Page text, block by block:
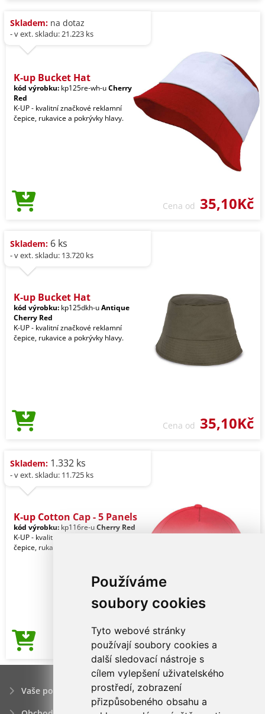
Používáme
soubory cookies
Tyto webové stránky
používají soubory cookies a
další sledovací nástroje s
cílem vylepšení uživatelského
prostředí, zobrazení
přizpůsobeného obsahu a
Skladem: na dotaz
- v ext. skladu: 21.223 ks
K-up Bucket Hat
kód výrobku: kp125re-wh-uCherry
Red
K-UP - kvalitní značkové reklamní
čepice, rukavice a pokrývky hlavy.
Cena od 35,10Kč
Skladem: 6 ks
- v ext. skladu: 13.720 ks
K-up Bucket Hat
kód výrobku: kp125dkh-uAntique
Cherry Red
K-UP - kvalitní značkové reklamní
čepice, rukavice a pokrývky hlavy.
Cena od 35,10Kč
Skladem: 1.332 ks
- v ext. skladu: 11.725 ks
K-up Cotton Cap - 5 Panels
kód výrobku: kp116re-uCherry Red
K-UP - kvalitní značkové reklamní
čepice, rukavice a pokrývky hlavy.
Cena od35,45Kč
Vaše poptávka